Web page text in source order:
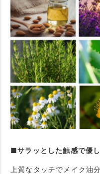
■サラッとした触感で優
上質なタッチでメイク油